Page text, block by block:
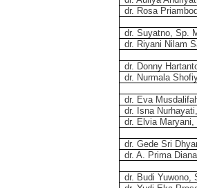
dr. Rosa
dr. Suyatno, Sp.
dr. Riyani Nilam
dr. Donny
dr. Nurmala
dr. Eva
dr. Isna
dr. Elvia
dr. Gede Sri
dr. A. Prima
dr. Budi Yuwono,